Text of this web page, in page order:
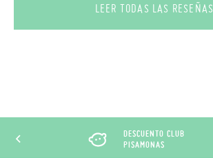
LEER TODAS LAS RESEÑAS
DESCUENTO CLUB
PISAMONAS